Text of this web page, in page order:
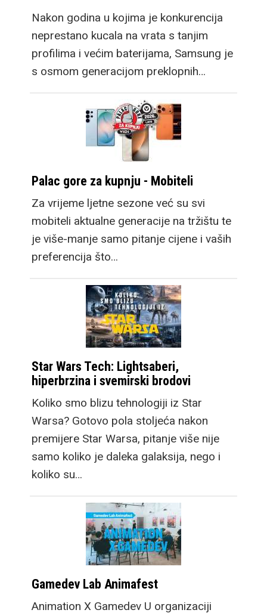
Nakon godina u kojima je konkurencija
neprestano kucala na vrata s tanjim
profilima i većim baterijama, Samsung je
s osmom generacijom preklopnih…
Palac gore za kupnju - Mobiteli
Za vrijeme ljetne sezone već su svi
mobiteli aktualne generacije na tržištu te
je više-manje samo pitanje cijene i vaših
preferencija što…
Star Wars Tech: Lightsaberi,
hiperbrzina i svemirski brodovi
Koliko smo blizu tehnologiji iz Star
Warsa? Gotovo pola stoljeća nakon
premijere Star Warsa, pitanje više nije
samo koliko je daleka galaksija, nego i
koliko su…
Gamedev Lab Animafest
Animation X Gamedev U organizaciji